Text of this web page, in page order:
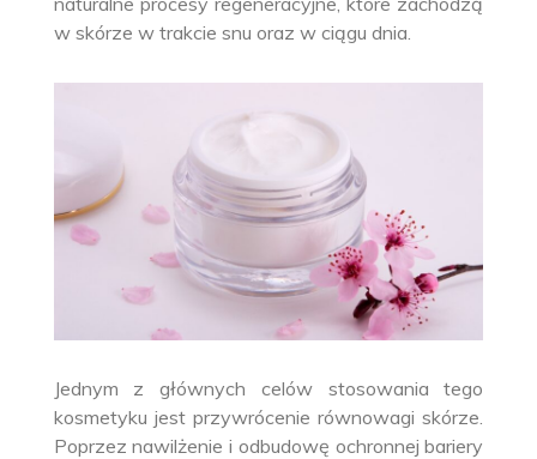
w skórze w trakcie snu oraz w ciągu dnia.
Jednym z głównych celów stosowania tego
kosmetyku jest przywrócenie równowagi skórze.
Poprzez nawilżenie i odbudowę ochronnej bariery